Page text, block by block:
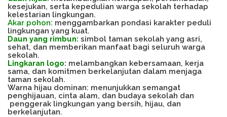
SURVEY TINGKAT KEPUASAN
LAYANAN INFORMASI & ASPIRASI SISWA
SISTEM INFORMASI KEUANGAN
kesejukan, serta kepedulian warga sekolah terhadap
kelestarian lingkungan.
Akar pohon: menggambarkan pondasi karakter peduli
lingkungan yang kuat.
Daun yang rimbun: simbol taman sekolah yang asri,
sehat, dan memberikan manfaat bagi seluruh warga
sekolah.
Lingkaran logo: melambangkan kebersamaan, kerja
sama, dan komitmen berkelanjutan dalam menjaga
taman sekolah.
Warna hijau dominan: menunjukkan semangat
penghijauan, cinta alam, dan budaya sekolah dan
penggerak lingkungan yang bersih, hijau, dan
berkelanjutan.